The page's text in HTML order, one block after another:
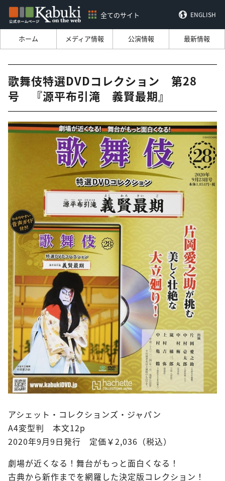
全てのサイト ENGLISH
ホーム メディア情報 公演情報 最新情報
歌舞伎特選DVDコレクション 第28
号 『源平布引滝 義賢最期』
アシェット・コレクションズ・ジャパン
A4変型判 本文12p
2020年9月9日発行 定価￥2,036（税込）
劇場が近くなる！舞台がもっと面白くなる！
古典から新作までを網羅した決定版コレクション！